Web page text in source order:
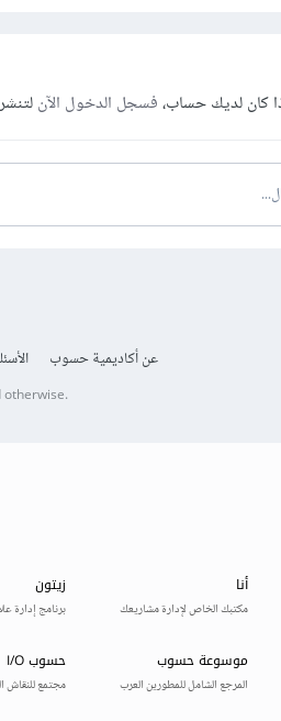
كان لديك حساب،فسجل الدخول الآن
عن أكاديمية حسوب